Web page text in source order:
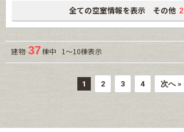
全ての空室情報を表示 その他 2
建物 37棟中 1～10棟表示
1 2 3 4 次へ »